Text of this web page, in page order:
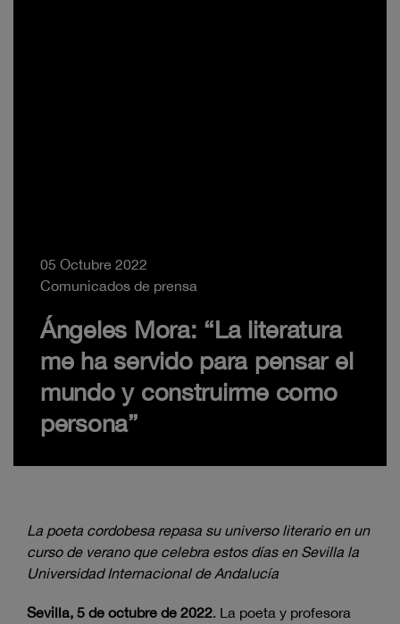
05 Octubre 2022
Comunicados de prensa
Ángeles Mora: “La literatura
me ha servido para pensar el
mundo y construirme como
persona”
La poeta cordobesa repasa su universo literario en un
curso de verano que celebra estos días en Sevilla la
Universidad Internacional de Andalucía
Sevilla, 5 de octubre de 2022. La poeta y profesora